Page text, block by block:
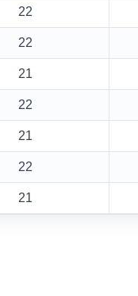
22
22
21
22
21
22
21